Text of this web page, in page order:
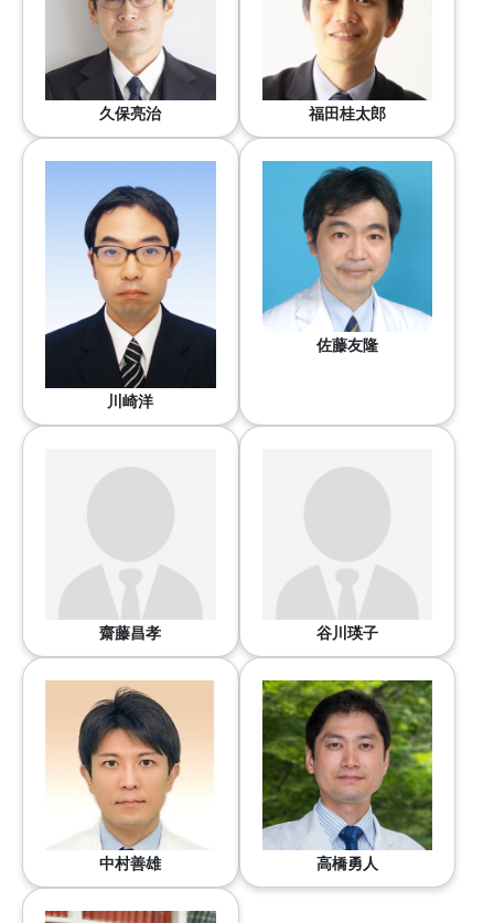
久保亮治 福田桂太郎
川崎洋
佐藤友隆
齋藤昌孝 谷川瑛子
中村善雄 高橋勇人